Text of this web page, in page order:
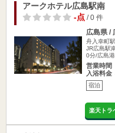
アークホテル広島駅南
-点/ 0 件
広島県 /
舟入幸町
JR広島駅
0分/広島
営業時間
入浴料金
宿泊
楽天トラ